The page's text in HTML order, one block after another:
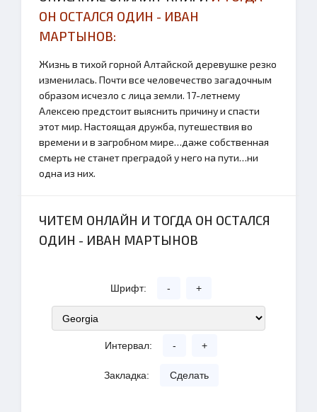
ОН ОСТАЛСЯ ОДИН - ИВАН
МАРТЫНОВ:
Жизнь в тихой горной Алтайской деревушке резко
изменилась. Почти все человечество загадочным
образом исчезло с лица земли. 17-летнему
Алексею предстоит выяснить причину и спасти
этот мир. Настоящая дружба, путешествия во
времени и в загробном мире…даже собственная
смерть не станет преградой у него на пути…ни
одна из них.
ЧИТЕМ ОНЛАЙН И ТОГДА ОН ОСТАЛСЯ
ОДИН - ИВАН МАРТЫНОВ
Шрифт: - +
Интервал: - +
Закладка: Сделать